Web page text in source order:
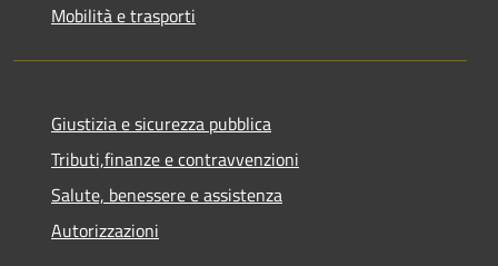
Mobilità e trasporti
Giustizia e sicurezza pubblica
Tributi,finanze e contravvenzioni
Salute, benessere e assistenza
Autorizzazioni